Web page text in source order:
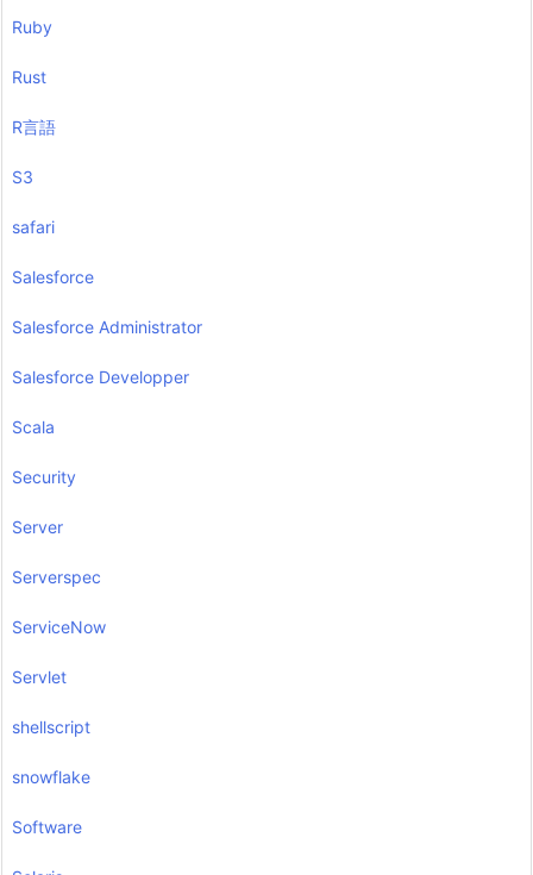
Ruby
Rust
R言語
S3
safari
Salesforce
Salesforce Administrator
Salesforce Developper
Scala
Security
Server
Serverspec
ServiceNow
Servlet
shellscript
snowflake
Software